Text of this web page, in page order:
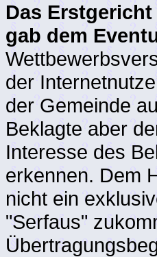
Das
gab dem
der
der Gemeinde
Beklagte aber
Interesse des
erkennen. Dem
nicht ein
"Serfaus"